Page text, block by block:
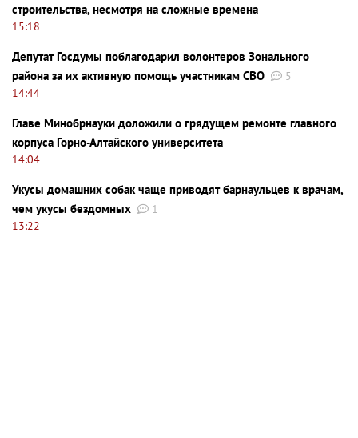
строительства, несмотря на сложные времена
15:18
Депутат Госдумы поблагодарил волонтеров Зонального
района за их активную помощь участникам СВО
5
14:44
Главе Минобрнауки доложили о грядущем ремонте главного
корпуса Горно-Алтайского университета
14:04
Укусы домашних собак чаще приводят барнаульцев к врачам,
чем укусы бездомных
1
13:22